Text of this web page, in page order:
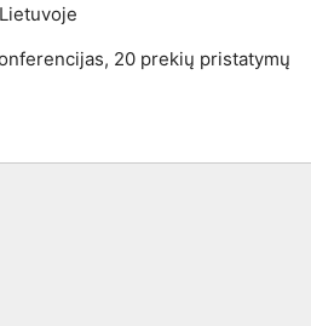
20 prekių pristatymų